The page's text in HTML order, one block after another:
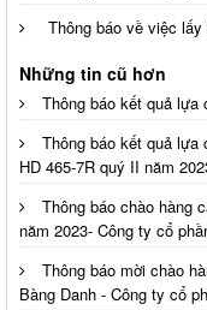
Thông báo về việc
Những tin cũ hơn
Thông báo kết quả lựa
Thông báo kết quả
HD 465-7R quý II năm
Thông báo chào hàng
năm 2023- Công ty cổ
Thông báo mời chào
Bàng Danh - Công ty cổ